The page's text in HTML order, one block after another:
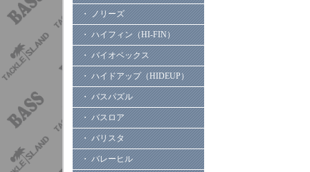
・ ノリーズ
・ ハイフィン（HI-FIN）
・ バイオベックス
・ ハイドアップ（HIDEUP）
・ バスパズル
・ バスロア
・ バリスタ
・ バレーヒル